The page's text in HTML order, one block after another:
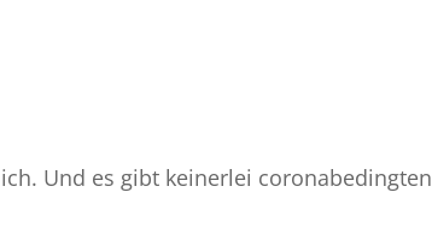
Und es gibt keinerlei coronabedingten